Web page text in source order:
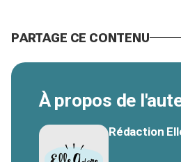
PARTAGE CE CONTENU
À propos de
Rédaction